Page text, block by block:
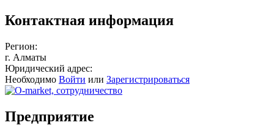
Контактная информация
Регион:
г. Алматы
Юридический адрес:
Необходимо Войти или Зарегистрироваться
Предприятие